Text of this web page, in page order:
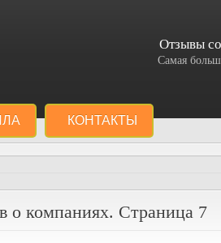
Отзывы
Самая
КОНТАКТЫ
о компаниях. Страница 7